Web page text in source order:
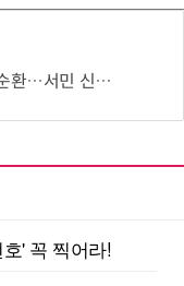
가 사각지대 메운다